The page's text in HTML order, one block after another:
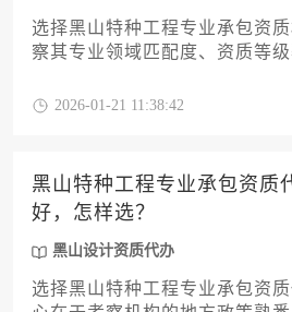
选择黑山特种工程专业承包资
察其专业领域匹配度、资质等
身项目类型、预算规模和工期
选，确保选择具备深厚行业积
合作伙伴。
2026-01-21 11:38:42
黑山特种工程专业承包资质
好，怎样选？
黑山设计资质代办
选择黑山特种工程专业承包资